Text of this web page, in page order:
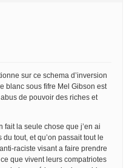
sur ce schema d’inversion
blanc sous fifre Mel Gibson est
de pouvoir des riches et
fait la seule chose que j’en ai
tout, et qu’on passait tout le
raciste visant a faire prendre
que vivent leurs compatriotes